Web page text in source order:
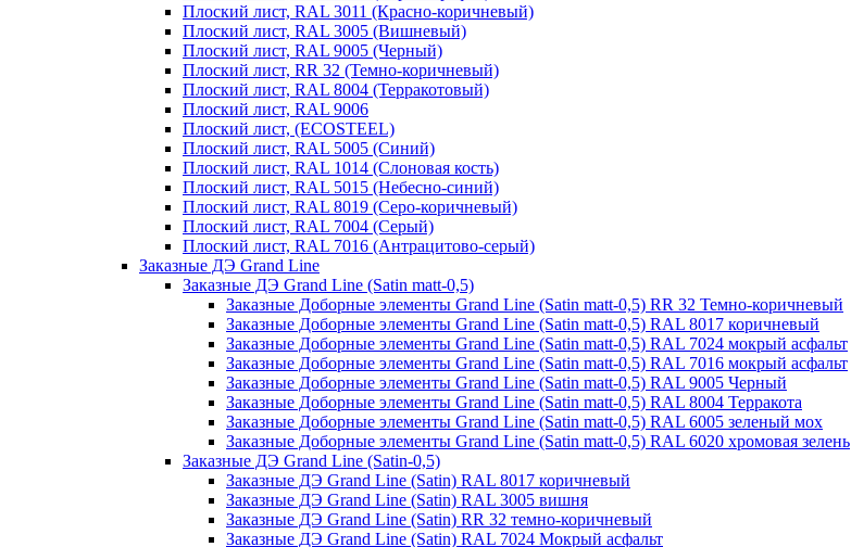
Плоский лист, RAL 3011 (Красно-коричневый)
Плоский лист, RAL 3005 (Вишневый)
Плоский лист, RAL 9005 (Черный)
Плоский лист, RR 32 (Темно-коричневый)
Плоский лист, RAL 8004 (Терракотовый)
Плоский лист, RAL 9006
Плоский лист, (ECOSTEEL)
Плоский лист, RAL 5005 (Синий)
Плоский лист, RAL 1014 (Слоновая кость)
Плоский лист, RAL 5015 (Небесно-синий)
Плоский лист, RAL 8019 (Серо-коричневый)
Плоский лист, RAL 7004 (Серый)
Плоский лист, RAL 7016 (Антрацитово-серый)
Заказные ДЭ Grand Line
Заказные ДЭ Grand Line (Satin matt-0,5)
Заказные Доборные элементы Grand Line (Satin matt-0,5) RR 32 Темно-коричневый
Заказные Доборные элементы Grand Line (Satin matt-0,5) RAL 8017 коричневый
Заказные Доборные элементы Grand Line (Satin matt-0,5) RAL 7024 мокрый асфальт
Заказные Доборные элементы Grand Line (Satin matt-0,5) RAL 7016 мокрый асфальт
Заказные Доборные элементы Grand Line (Satin matt-0,5) RAL 9005 Черный
Заказные Доборные элементы Grand Line (Satin matt-0,5) RAL 8004 Терракота
Заказные Доборные элементы Grand Line (Satin matt-0,5) RAL 6005 зеленый мох
Заказные Доборные элементы Grand Line (Satin matt-0,5) RAL 6020 хромовая зелень
Заказные ДЭ Grand Line (Satin-0,5)
Заказные ДЭ Grand Line (Satin) RAL 8017 коричневый
Заказные ДЭ Grand Line (Satin) RAL 3005 вишня
Заказные ДЭ Grand Line (Satin) RR 32 темно-коричневый
Заказные ДЭ Grand Line (Satin) RAL 7024 Мокрый асфальт